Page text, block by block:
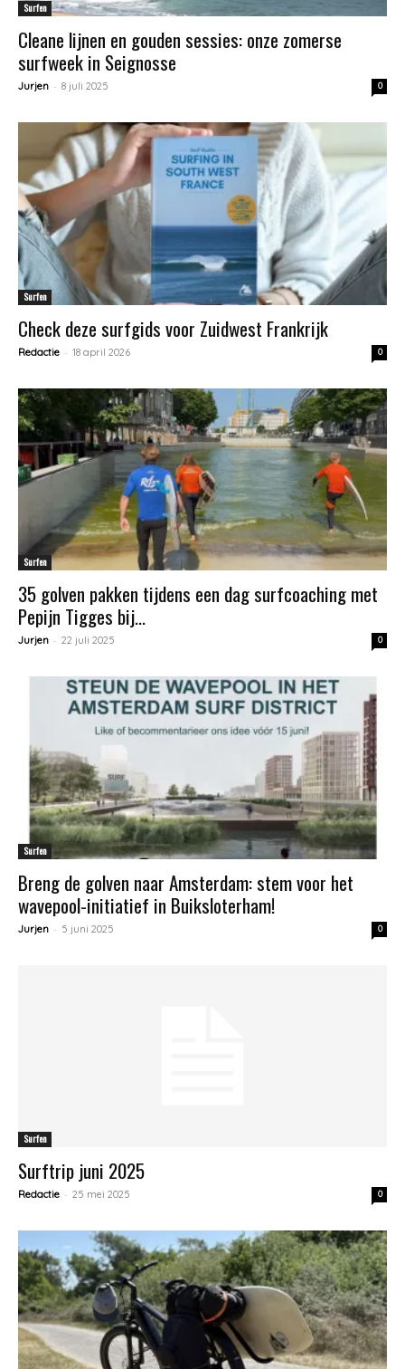
Surfen
Cleane lijnen en gouden sessies: onze zomerse
surfweek in Seignosse
Jurjen - 8 juli 2025 0
Surfen
Check deze surfgids voor Zuidwest Frankrijk
Redactie - 18 april 2026 0
Surfen
35 golven pakken tijdens een dag surfcoaching met
Pepijn Tigges bij...
Jurjen - 22 juli 2025 0
Surfen
Breng de golven naar Amsterdam: stem voor het
wavepool-initiatief in Buiksloterham!
Jurjen - 5 juni 2025 0
Surfen
Surftrip juni 2025
Redactie - 25 mei 2025 0